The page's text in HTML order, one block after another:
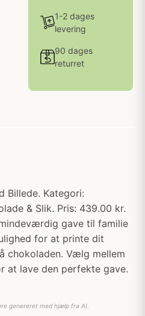
1-2 dages
levering
90 dages
returret
Billede. Kategori:
& Slik. Pris: 439.00 kr.
gave til familie
for at printe dit
chokoladen. Vælg mellem
at lave den perfekte gave.
genereret med hjælp fra AI.